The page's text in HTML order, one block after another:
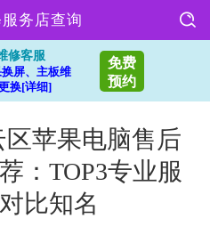
务店查询
修客服
屏、主板维
换[详细]
免费
预约
区苹果电脑售后
：TOP3专业服
比知名